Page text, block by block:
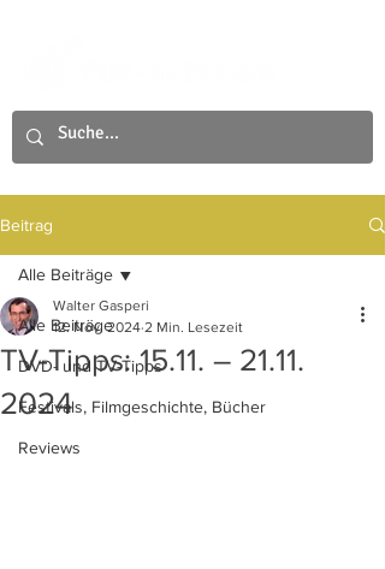
Beitrag
Alle Beiträge
DVD- und TV-Tipps
Festivals, Filmgeschichte, Bücher
Reviews
Alle Beiträge
TV-Tipps: 15.11. – 21.11.
2024
Walter Gasperi
12. Nov. 2024 2 Min. Lesezeit